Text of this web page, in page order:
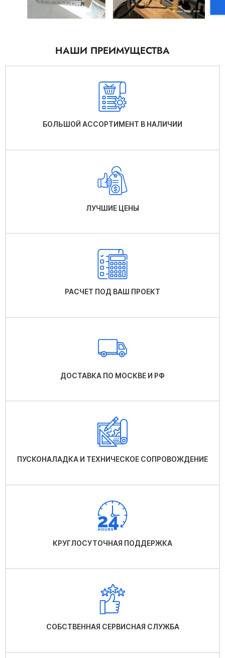
НАШИ ПРЕИМУЩЕСТВА
БОЛЬШОЙ АССОРТИМЕНТ В НАЛИЧИИ
ЛУЧШИЕ ЦЕНЫ
РАСЧЕТ ПОД ВАШ ПРОЕКТ
ДОСТАВКА ПО МОСКВЕ И РФ
ПУСКОНАЛАДКА И ТЕХНИЧЕСКОЕ СОПРОВОЖДЕНИЕ
КРУГЛОСУТОЧНАЯ ПОДДЕРЖКА
СОБСТВЕННАЯ СЕРВИСНАЯ СЛУЖБА